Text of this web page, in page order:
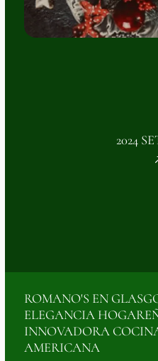
2024
ROMANO'S EN
ELEGANCIA
INNOVADORA
AMERICANA